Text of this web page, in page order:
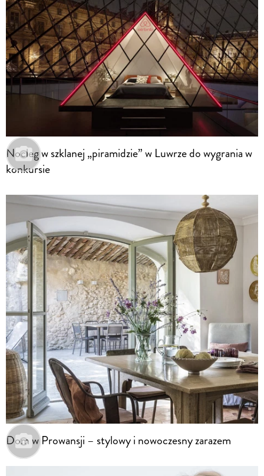
Nocleg w szklanej „piramidzie” w Luwrze do wygrania w
konkursie
Dom w Prowansji – stylowy i nowoczesny zarazem